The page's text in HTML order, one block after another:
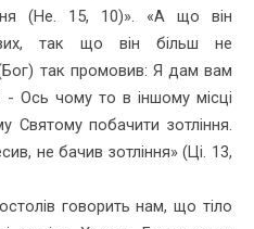
(Не. 15, 10)». «А що він
так що він більш не
так промовив: Я дам вам
- Ось чому то в іншому місці
Святому побачити зотління.
не бачив зотління» (Ці. 13,
говорить нам, що тіло